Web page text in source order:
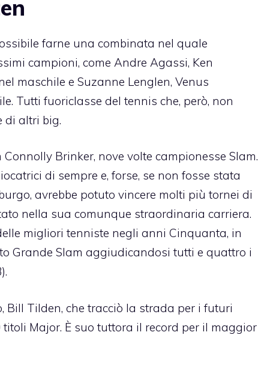
farne una combinata nel quale
campioni, come Andre Agassi, Ken
maschile e Suzanne Lenglen, Venus
Tutti fuoriclasse del tennis che, però, non
di altri big.
Brinker, nove volte campionesse Slam.
di sempre e, forse, se non fosse stata
, avrebbe potuto vincere molti più tornei di
nella sua comunque straordinaria carriera.
migliori tenniste negli anni Cinquanta, in
Grande Slam aggiudicandosi tutti e quattro i
Bill Tilden, che tracciò la strada per i futuri
Major. È suo tuttora il record per il maggior